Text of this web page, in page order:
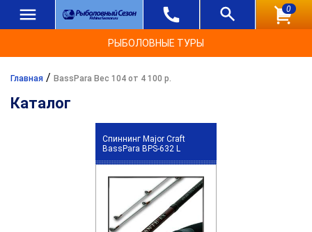
0
РЫБОЛОВНЫЕ ТУРЫ
Главная / BassPara Вес 104 от 4 100 р.
Каталог
Спиннинг Major Craft
BassPara BPS-632 L